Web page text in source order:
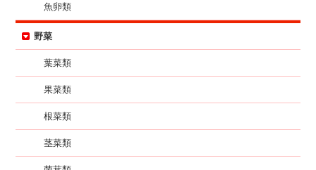
魚卵類
野菜
葉菜類
果菜類
根菜類
茎菜類